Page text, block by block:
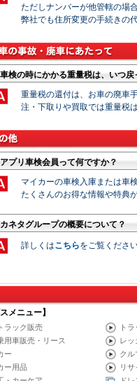
ただしナンバーが他管轄の場
弊社でも住所変更の手続きの
車検の時にかかる重量税は、いつ戻
重量税の還付は、お車の廃車
注・下取りや買取では重量税
アプリ車検会員って何ですか？
マイカーの車検入庫または車
たくさんのお得な情報や特典
カネタグループの概要について？
詳しくはこちらをご覧くださ
メニュー】
ラック販売
用車販売・リース
ー
ー用品
ト
レッ
クル
リ